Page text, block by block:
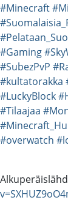
#Minecraft
#Gaming
#SubezPvP
#kultatorakka
#LuckyBlock
#Tilaajaa
#overwatch